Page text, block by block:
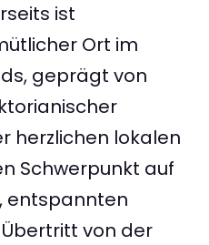
ist
Ort im
geprägt von
herzlichen lokalen
Schwerpunkt auf
entspannten
von der